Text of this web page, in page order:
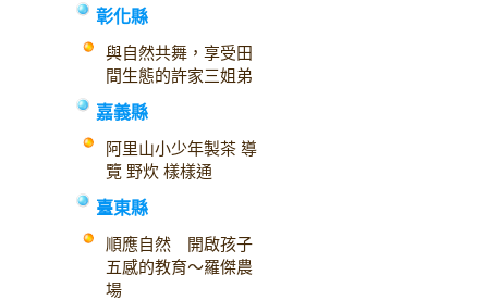
彰化縣
與自然共舞，享受田
間生態的許家三姐弟
嘉義縣
阿里山小少年製茶 導
覽 野炊 樣樣通
臺東縣
順應自然 開啟孩子
五感的教育～羅傑農
場